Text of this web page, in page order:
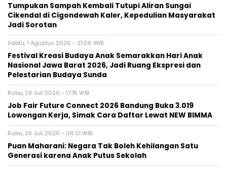
Tumpukan Sampah Kembali Tutupi Aliran Sungai
Cikendal di Cigondewah Kaler, Kepedulian Masyarakat
Jadi Sorotan
Sabtu, 1 Agustus 2026 - 21:06 WIB
Festival Kreasi Budaya Anak Semarakkan Hari Anak
Nasional Jawa Barat 2026, Jadi Ruang Ekspresi dan
Pelestarian Budaya Sunda
Rabu, 29 Juli 2026 - 17:15 WIB
Job Fair Future Connect 2026 Bandung Buka 3.019
Lowongan Kerja, Simak Cara Daftar Lewat NEW BIMMA
Rabu, 29 Juli 2026 - 06:31 WIB
Puan Maharani: Negara Tak Boleh Kehilangan Satu
Generasi karena Anak Putus Sekolah